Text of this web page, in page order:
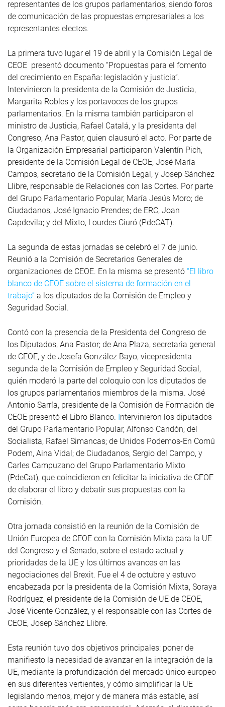
representantes de los grupos parlamentarios, siendo foros
de comunicación de las propuestas empresariales a los
representantes electos.
La primera tuvo lugar el 19 de abril y la Comisión Legal de
CEOE presentó documento “Propuestas para el fomento
del crecimiento en España: legislación y justicia”.
Intervinieron la presidenta de la Comisión de Justicia,
Margarita Robles y los portavoces de los grupos
parlamentarios. En la misma también participaron el
ministro de Justicia, Rafael Catalá, y la presidenta del
Congreso, Ana Pastor, quien clausuró el acto. Por parte de
la Organización Empresarial participaron Valentín Pich,
presidente de la Comisión Legal de CEOE; José María
Campos, secretario de la Comisión Legal, y Josep Sánchez
Llibre, responsable de Relaciones con las Cortes. Por parte
del Grupo Parlamentario Popular, María Jesús Moro; de
Ciudadanos, José Ignacio Prendes; de ERC, Joan
Capdevila; y del Mixto, Lourdes Ciuró (PdeCAT).
La segunda de estas jornadas se celebró el 7 de junio.
Reunió a la Comisión de Secretarios Generales de
organizaciones de CEOE. En la misma se presentó “El libro
blanco de CEOE sobre el sistema de formación en el
trabajo” a los diputados de la Comisión de Empleo y
Seguridad Social.
Contó con la presencia de la Presidenta del Congreso de
los Diputados, Ana Pastor; de Ana Plaza, secretaria general
de CEOE, y de Josefa González Bayo, vicepresidenta
segunda de la Comisión de Empleo y Seguridad Social,
quién moderó la parte del coloquio con los diputados de
los grupos parlamentarios miembros de la misma. José
Antonio Sarría, presidente de la Comisión de Formación de
CEOE presentó el Libro Blanco. ntervinieron los diputados
del Grupo Parlamentario Popular, Alfonso Candón; del
Socialista, Rafael Simancas; de Unidos Podemos-En Comú
Podem, Aina Vidal; de Ciudadanos, Sergio del Campo, y
Carles Campuzano del Grupo Parlamentario Mixto
(PdeCat), que coincidieron en felicitar la iniciativa de CEOE
de elaborar el libro y debatir sus propuestas con la
Comisión.
Otra jornada consistió en la reunión de la Comisión de
Unión Europea de CEOE con la Comisión Mixta para la UE
del Congreso y el Senado, sobre el estado actual y
prioridades de la UE y los últimos avances en las
negociaciones del Brexit. Fue el 4 de octubre y estuvo
encabezada por la presidenta de la Comisión Mixta, Soraya
Rodríguez, el presidente de la Comisión de UE de CEOE,
José Vicente González, y el responsable con las Cortes de
CEOE, Josep Sánchez Llibre.
Esta reunión tuvo dos objetivos principales: poner de
manifiesto la necesidad de avanzar en la integración de la
UE, mediante la profundización del mercado único europeo
en sus diferentes vertientes, y cómo simplificar la UE
legislando menos, mejor y de manera más estable, así